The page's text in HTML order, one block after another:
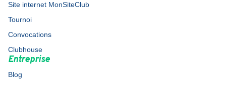
Site internet MonSiteClub
Tournoi
Convocations
Clubhouse
Entreprise
Blog